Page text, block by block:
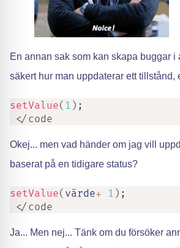
En annan sak som kan skapa buggar i
säkert hur man uppdaterar ett tillstånd,
setValue( 1 ) ;
</code
Okej... men vad händer om jag vill
baserat på en tidigare status?
setValue( värde+ 1 ) ;
</code
Ja... Men nej... Tänk om du försöker